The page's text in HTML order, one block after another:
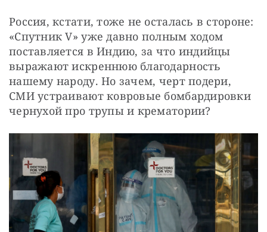
Россия, кстати, тоже не осталась в стороне:
«Спутник V» уже давно полным ходом
поставляется в Индию, за что индийцы
выражают искреннюю благодарность
нашему народу. Но зачем, черт подери,
СМИ устраивают ковровые бомбардировки
чернухой про трупы и крематории?